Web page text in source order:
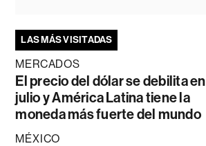
LAS MÁS VISITADAS
MERCADOS
El precio del dólar se debilita en
julio y América Latina tiene la
moneda más fuerte del mundo
MÉXICO